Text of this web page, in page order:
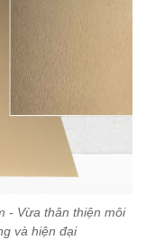
- Vừa thân thiện môi
và hiện đại